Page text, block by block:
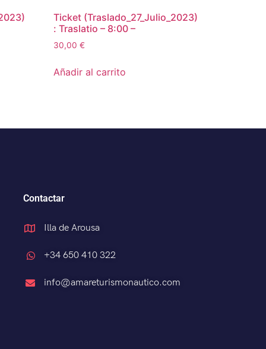
Ticket (Traslado_27_Julio_2023)
: Traslatio – 8:00 –
30,00€
Añadir al carrito
Contactar
Illa de Arousa
+34 650 410 322
info@amareturismonautico.com